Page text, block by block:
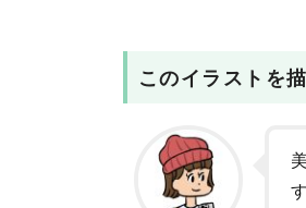
このイラストを